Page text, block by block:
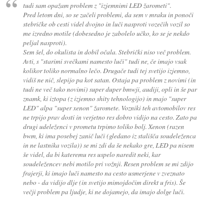
tudi sam opažam problem z "izjemnimi LED žarometi".
Pred letom dni, so se začeli problemi, da sem v mraku in ponoči
stebričke ob cesti videl dvojno in luči nasproti vozečih vozil so
me izredno motile (dobesedno je zabolelo učko, ko se je nekdo
peljal nasproti).
Sem šel, do okulista in dobil očala. Stebrički niso več problem.
Avti, s "starimi svečkami namesto luči" tudi ne, če imajo vsak
kolikor toliko normalno lečo. Drugače tudi tej svetijo izjemno,
vidiš ne nič, slepijo pa kot satan. Ostaja pa problem z novimi (in
tudi ne več tako novimi) super duper bmwji, audiji, opli in še par
znamk, ki iztopa (z izjemno shity tehnologijo) in majo "super
LED" alpa "super xenon" žaromete. Vozniki teh avtomobilov res
ne trpijo prav dosti in verjetno res dobro vidijo na cesto. Zato pa
drugi udeleženci v prometu trpimo toliko bolj. Xenon (razen
bwm, ki ima posebej zanič luči (gledano iz stališča soudeleženca
in ne lastnika vozila)) se mi zdi da še nekako gre, LED pa nisem
še videl, da bi kateremu res uspelo naredit neki, kar
soudeležencev nebi motilo pri vožnji. Resen problem se mi zdijo
frajerji, ki imajo luči namesto na cesto usmerjene v zveznato
nebo - da vidijo dlje (in svetijo mimojdočim direkt u fris). Še
večji problem pa ljudje, ki ne dojamejo, da imajo dolge luči.